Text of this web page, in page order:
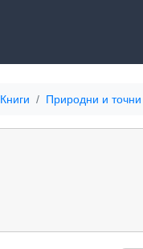
Книги Природни и точни